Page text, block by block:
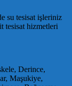
su tesisat işleriniz
tesisat hizmetleri
Derince,
Maşukiye,